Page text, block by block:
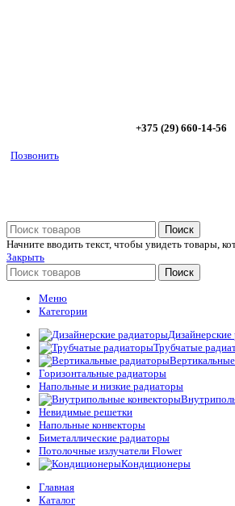
+375 (29) 660-14-56
Позвонить
Поиск
Начните вводить текст, чтобы увидеть товары,
Закрыть
Поиск
Меню
Категории
Трубчатые
Горизонтальные радиаторы
Напольные и низкие радиаторы
Невидимые решетки
Напольные конвекторы
Биметаллические радиаторы
Потолочные излучатели Flower
Кондиционеры
Главная
Каталог